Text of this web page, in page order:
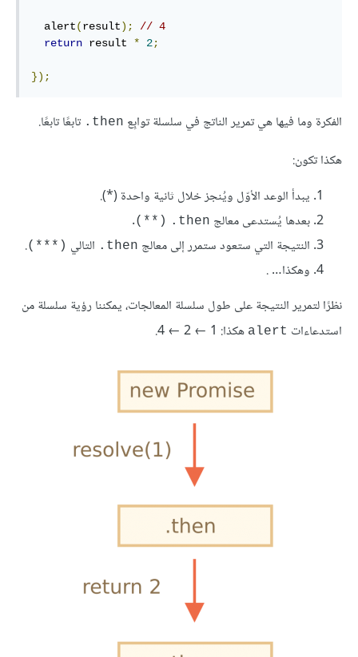
  alert
(result);
// 4
return result * 2;
});
الفكرة وما فيها هي تمرير الناتج في سلسلة توابِع ‎.then تابعًا تابعًا.
هكذا تكون:
يبدأ الوعد الأوّل ويُنجز خلال ثانية واحدة (*).
بعدها يُستدعى معالج ‎.then
(**)
.
النتيجة التي ستعود ستمرر إلى معالج ‎.then التالي (***)
.
وهكذا… .
نظرًا لتمرير النتيجة على طول سلسلة المعالجات، يمكننا رؤية سلسلة من
استدعاءات alert هكذا: 1 ← 2 ← 4.